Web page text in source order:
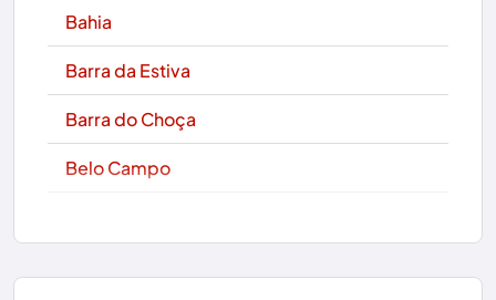
Bahia
Barra da Estiva
Barra do Choça
Belo Campo